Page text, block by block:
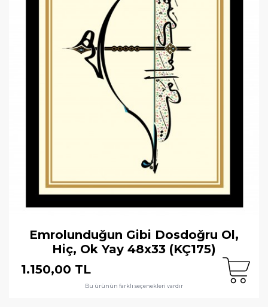
Emrolunduğun Gibi Dosdoğru Ol,
Hiç, Ok Yay 48x33 (KÇ175)
1.150,00 TL
Bu ürünün farklı seçenekleri vardır